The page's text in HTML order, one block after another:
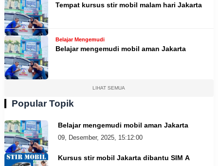
Tempat kursus stir mobil malam hari Jakarta
Belajar Mengemudi
Belajar mengemudi mobil aman Jakarta
LIHAT SEMUA
Popular Topik
Belajar mengemudi mobil aman Jakarta
09, Desember, 2025, 15:12:00
Kursus stir mobil Jakarta dibantu SIM A